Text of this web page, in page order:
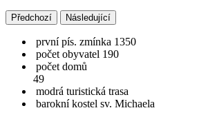
Předchozí Následující
první pís. zmínka 1350
počet obyvatel 190
počet domů
49
modrá turistická trasa
barokní kostel sv. Michaela